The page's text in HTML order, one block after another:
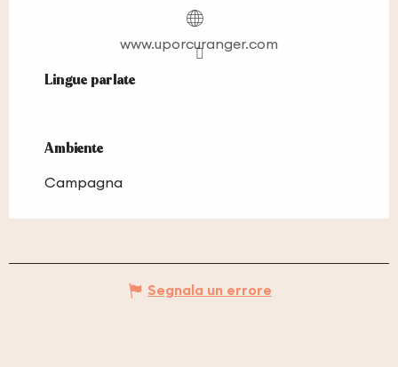
www.uporcuranger.com
Lingue parlate
Lingue parlate
Ambiente
Ambiente
Campagna
Segnala un errore